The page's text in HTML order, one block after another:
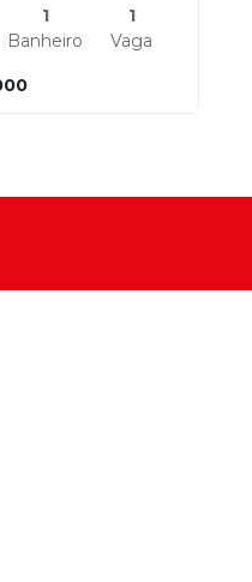
1
Banheiro
1
Vaga